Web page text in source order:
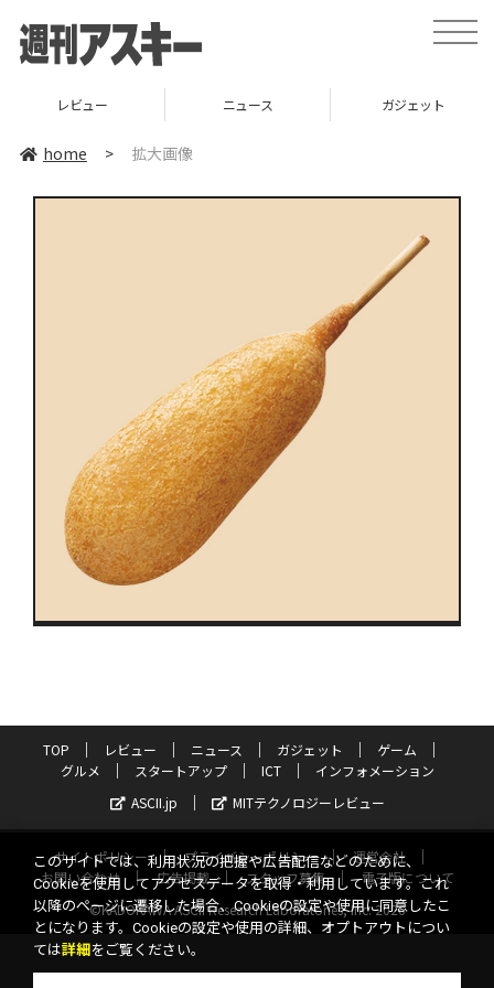
toggle
レビュー ニュース ガジェット
home > 拡大画像
TOP レビュー ニュース ガジェット
ゲーム
グルメ
スタートアップ ICT
インフォメーション
ASCII.jp
MITテクノロジーレビュー
サイトポリシー プライバシーポリシー
運営会社
お問い合わせ
広告掲載 スタッフ募集
電子版について
©KADOKAWA ASCII Research Laboratories, Inc. 2026
このサイトでは、利用状況の把握や広告配信などのために、
Cookieを使用してアクセスデータを取得・利用しています。これ
以降のページに遷移した場合、Cookieの設定や使用に同意したこ
とになります。Cookieの設定や使用の詳細、オプトアウトについ
ては詳細 をご覧ください。